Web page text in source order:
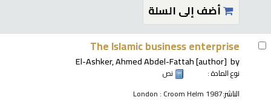
أضف إلى السلة
The Islamic business enterprise
by
El-Ashker, Ahmed Abdel-Fattah[author]
نوع المادة :
نص
الناشر:London : Croom Helm 1987